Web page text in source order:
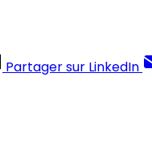
Partager sur LinkedIn